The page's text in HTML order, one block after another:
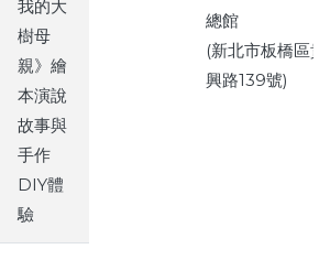
總館
(新北市板橋區貴
興路139號)
我的大
樹母
親》繪
本演說
故事與
手作
DIY體
驗